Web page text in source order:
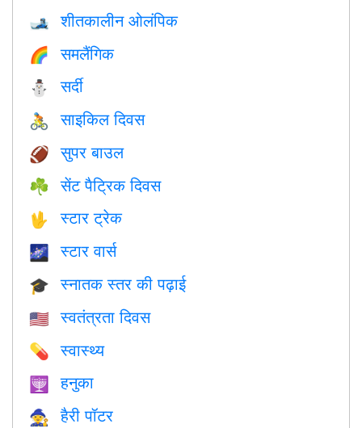
🎿 शीतकालीन ओलंपिक
🌈 समलैंगिक
⛄ सर्दी
🚴 साइकिल दिवस
🏈 सुपर बाउल
☘️ सेंट पैट्रिक दिवस
🖖 स्टार ट्रेक
🌌 स्टार वार्स
🎓 स्नातक स्तर की पढ़ाई
🇺🇸 स्वतंत्रता दिवस
💊 स्वास्थ्य
🕎 हनुका
🧙 हैरी पॉटर